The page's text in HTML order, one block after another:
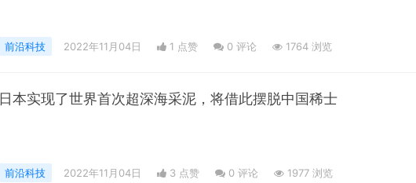
前沿科技 2022年11月04日 1 点赞 0 评论 1764 浏览
日本实现了世界首次超深海采泥，将借此摆脱中国稀士
前沿科技 2022年11月04日 3 点赞 0 评论 1977 浏览